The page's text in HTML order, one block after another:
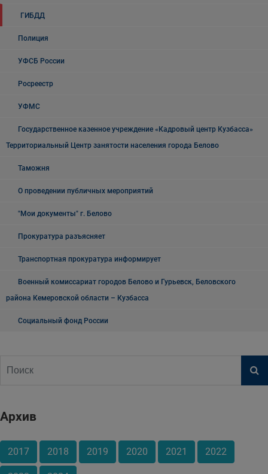
ГИБДД
Полиция
УФСБ России
Росреестр
УФМС
Государственное казенное учреждение «Кадровый центр Кузбасса»
Территориальный Центр занятости населения города Белово
Таможня
О проведении публичных мероприятий
"Мои документы" г. Белово
Прокуратура разъясняет
Транспортная прокуратура информирует
Военный комиссариат городов Белово и Гурьевск, Беловского
района Кемеровской области – Кузбасса
Социальный фонд России
Архив
2017 2018 2019 2020 2021 2022